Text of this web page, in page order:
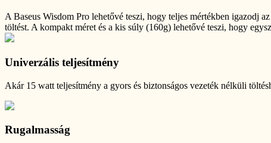
A Baseus Wisdom Pro lehetővé teszi, hogy teljes mértékben igazodj
töltést. A kompakt méret és a kis súly (160g) lehetővé teszi, hogy
Univerzális teljesítmény
Akár 15 watt teljesítmény a gyors és biztonságos vezeték nélküli
Rugalmasság